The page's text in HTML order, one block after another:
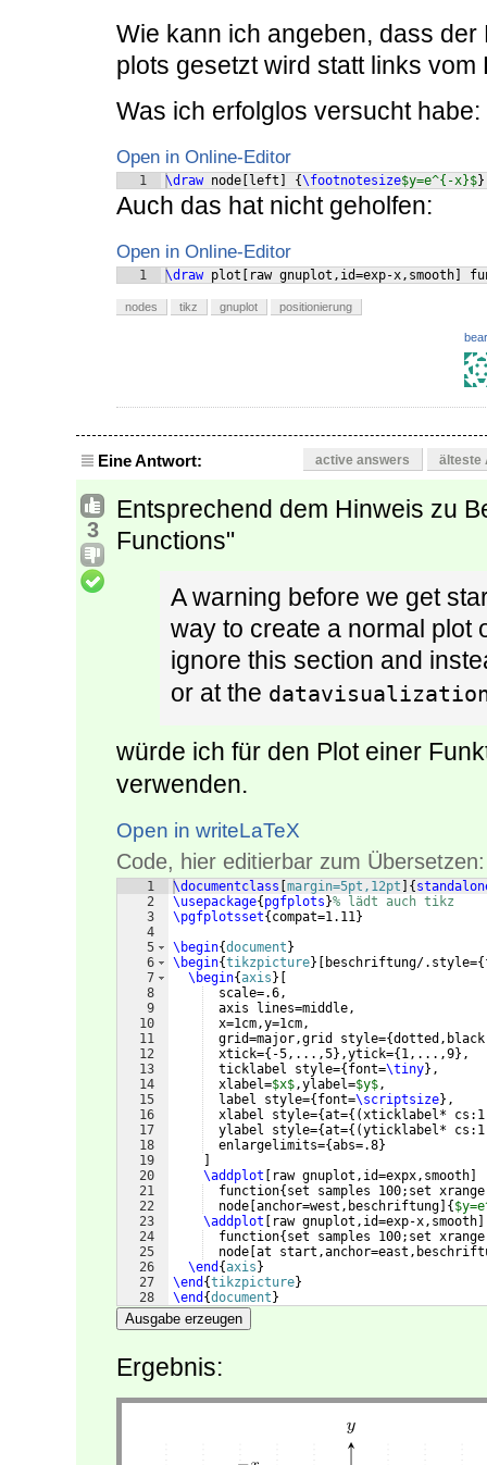
Wie kann ich angeben, dass
plots gesetzt wird statt links vom
Was ich erfolglos versucht
Open in Online-Editor
1 \draw node left {\footnotesize$y=e^{-x}$}
Auch das hat nicht geholfen:
Open in Online-Editor
1 \draw plot raw gnuplot,id=exp-x,smooth
nodes tikz gnuplot positionierung
Eine Antwort: active answers älteste
3
Entsprechend dem Hinweis zu
Functions"
A warning before we get
way to create a normal
ignore this section and
or at the
würde ich für den Plot einer
verwenden.
Open in writeLaTeX
Code, hier editierbar zum Übersetzen:
1
2
3
4
5
6
7
8
9
10
11
12
13
14
15
16
17
18
19
20
21
22
23
24
25
26
27
28
\documentclass margin=5pt,12pt {
\usepackage{ pgfplots }% lädt auch tikz
\pgfplotsset{ compat=1.11}
\begin{document }
\begin{tikzpicture} beschriftung/.style={
\begin{axis }
  scale=.6,
  axis lines=middle,
  x=1cm,y=1cm,
  grid=major,grid style=
{
  xtick=
{ -5,...,5} ,ytick={ 1,...,9} ,
  ticklabel style=
{ font=\tiny} ,
  xlabel=
$x$,ylabel=$y$,
  label style=
{ font=\scriptsize} ,
  xlabel style=
{at={(xticklabel* cs:1
  ylabel style=
{at={(yticklabel* cs:1
  enlargelimits=
{abs=.8}
\addplot
raw gnuplot,id=expx,smooth
  function
{ set samples 100;set
  node
anchor=west,beschriftung {
\addplot
raw gnuplot,id=exp-x,smooth
  function
{ set samples 100;set
  node
at
\end {axis }
\end {tikzpicture}
\end {document }
Ausgabe erzeugen
Ergebnis: